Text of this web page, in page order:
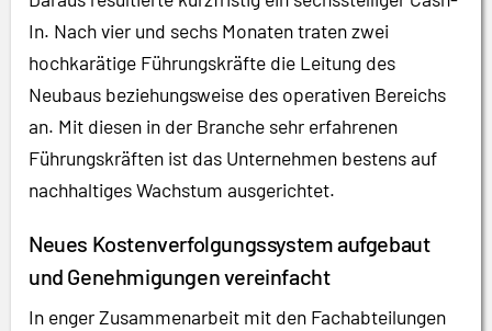
In. Nach vier und sechs Monaten traten zwei
hochkarätige Führungskräfte die Leitung des
Neubaus beziehungsweise des operativen Bereichs
an. Mit diesen in der Branche sehr erfahrenen
Führungskräften ist das Unternehmen bestens auf
nachhaltiges Wachstum ausgerichtet.
Neues Kostenverfolgungssystem aufgebaut
und Genehmigungen vereinfacht
In enger Zusammenarbeit mit den Fachabteilungen